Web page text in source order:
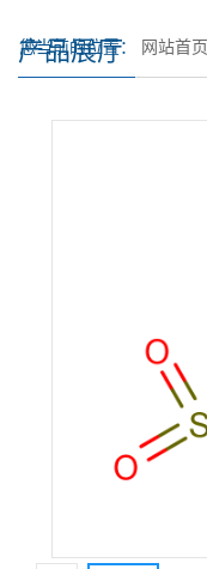
产品展厅
您当前的位置： 网站首页